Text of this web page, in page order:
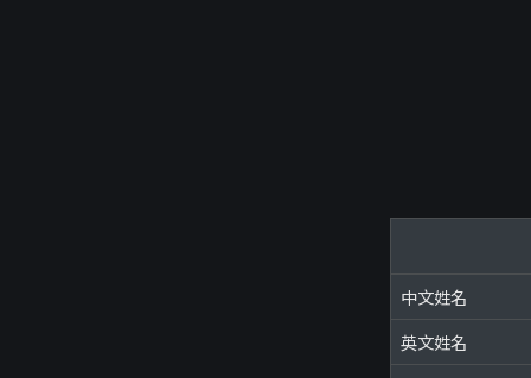
中文姓名
英文姓名